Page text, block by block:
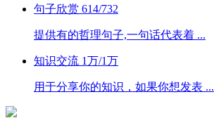
句子欣赏 614/732
提供有的哲理句子,一句话代表着 ...
知识交流 1万/1万
用于分享你的知识，如果你想发表 ...